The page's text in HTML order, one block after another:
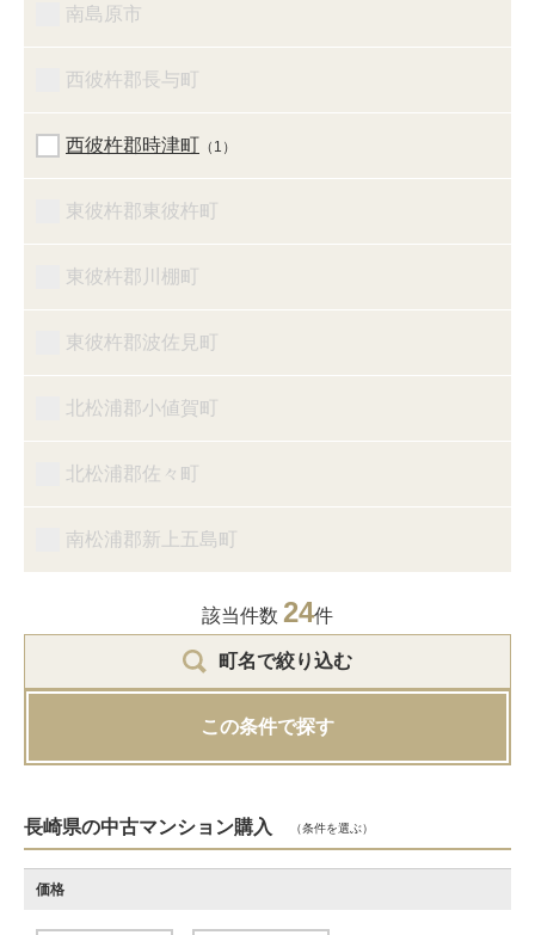
南島原市
西彼杵郡長与町
西彼杵郡時津町 （1）
東彼杵郡東彼杵町
東彼杵郡川棚町
東彼杵郡波佐見町
北松浦郡小値賀町
北松浦郡佐々町
南松浦郡新上五島町
該当件数 24件
町名で絞り込む
この条件で探す
長崎県の中古マンション購入 （条件を選ぶ）
価格